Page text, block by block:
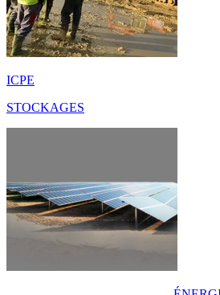
ICPE
STOCKAGES